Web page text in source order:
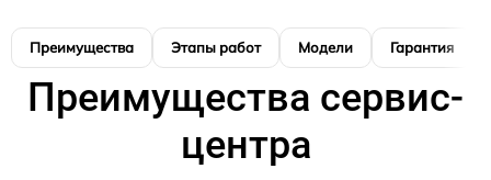
Преимущества Этапы работ Модели Гарантия
Преимущества сервис-
центра